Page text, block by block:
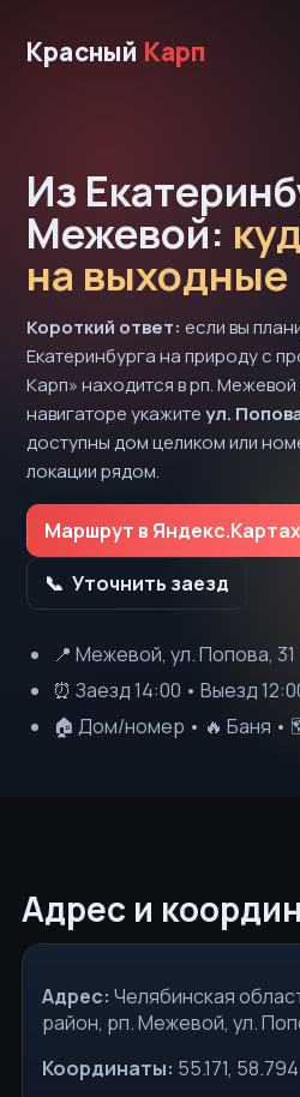
Красный Карп
Из
Межевой:
на выходные
Короткий ответ: если вы
Екатеринбурга на природу с
Карп» находится в рп.
навигаторе укажитеул.
доступны дом целиком или
локации рядом.
Маршрут в Яндекс.Картах
Уточнить заезд
📍 Межевой, ул. Попова, 31
⏰ Заезд 14:00 • Выезд
🏠 Дом/номер • 🔥 Баня
Адрес и
Адрес: Челябинская
район, рп. Межевой, ул.
Координаты: 55.171, 58.794